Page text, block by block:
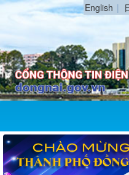
English